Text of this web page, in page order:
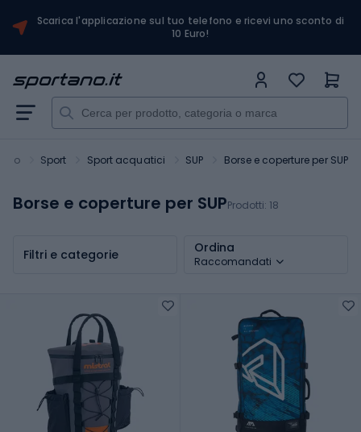
Scarica l'applicazione sul tuo telefono e ricevi uno sconto di
10 Euro!
Sport Sport acquatici SUP Borse e coperture per SUP
Borse e coperture per SUPProdotti: 18
Filtri e categorie Ordina
Raccomandati